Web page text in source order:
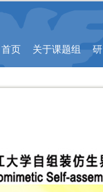
首页 关于课题组